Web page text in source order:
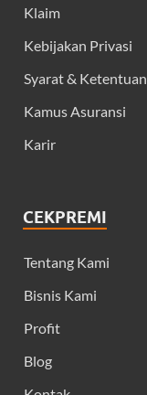
Klaim
Kebijakan Privasi
Syarat & Ketentuan
Kamus Asuransi
Karir
CEKPREMI
Tentang Kami
Bisnis Kami
Profit
Blog